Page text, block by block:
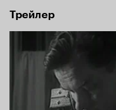
автомобиля. И она может
её показания: ведь в
выясняется, что в этой,
замешаны агенты
Трейлер